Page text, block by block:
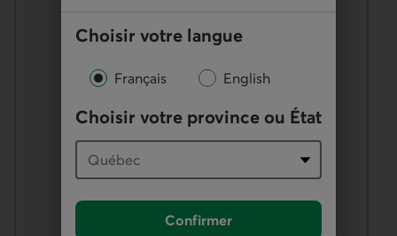
Choisir votre langue
Français English
Choisir votre province ou État
Confirmer